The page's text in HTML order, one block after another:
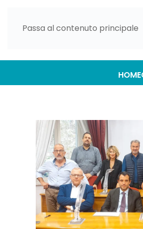
Passa al contenuto principale
HOME